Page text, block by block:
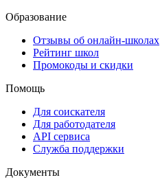
Образование
Отзывы об онлайн-школах
Рейтинг школ
Промокоды и скидки
Помощь
Для соискателя
Для работодателя
API сервиса
Служба поддержки
Документы